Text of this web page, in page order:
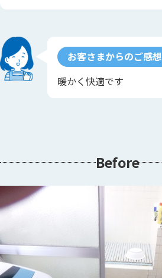
お客さまからのご感想
暖かく快適です
Before